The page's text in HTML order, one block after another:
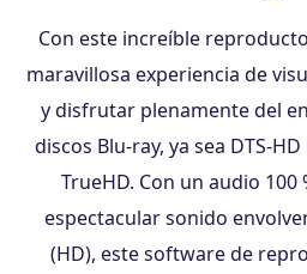
Con este increíble
maravillosa experiencia de
y disfrutar plenamente del
discos Blu-ray, ya sea DTS-
TrueHD. Con un audio 100
espectacular sonido
(HD), este software de